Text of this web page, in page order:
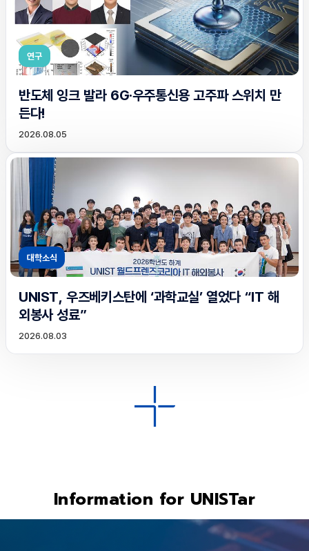
연구
반도체 잉크 발라 6G·우주통신용 고주파 스위치 만
든다!
2026.08.05
대학소식
UNIST, 우즈베키스탄에 ‘과학교실’ 열었다 “IT 해
외봉사 성료”
2026.08.03
Information for UNISTar